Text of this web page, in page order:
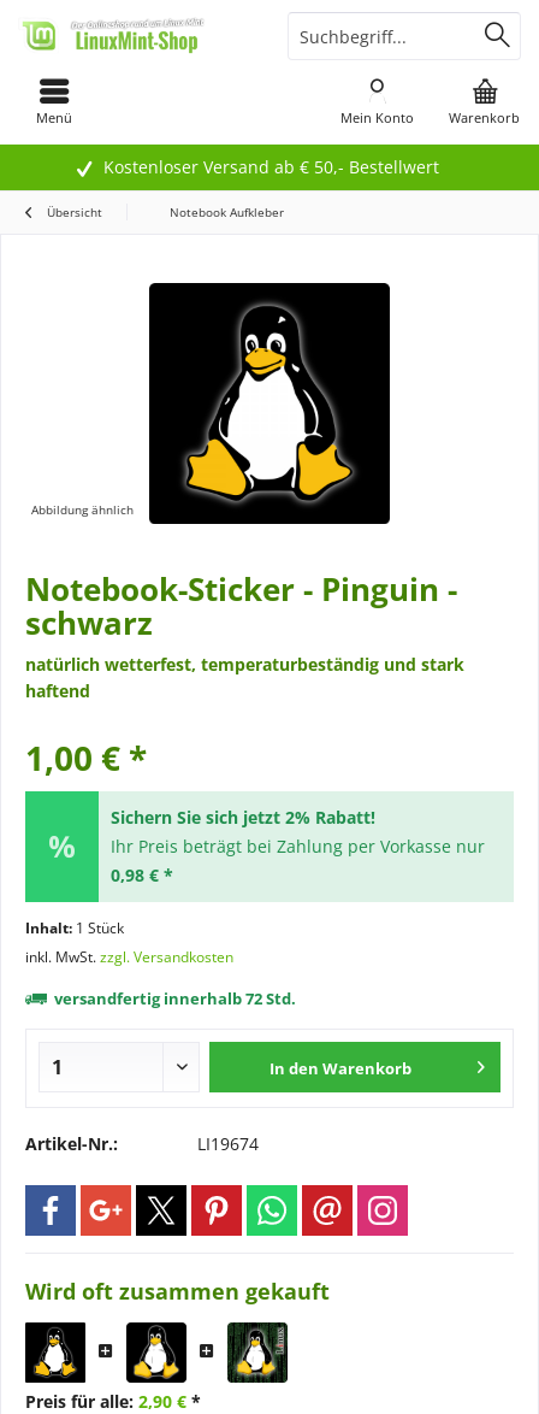
Kostenloser Versand ab € 50,- Bestellwert
Menü Warenkorb
Mein Konto
Übersicht Notebook Aufkleber
Abbildung ähnlich
Notebook-Sticker - Pinguin -
schwarz
natürlich wetterfest, temperaturbeständig und stark
haftend
1,00 € *
Sichern Sie sich jetzt 2% Rabatt!
Ihr Preis beträgt bei Zahlung per Vorkasse nur
0,98 € *
Inhalt: 1 Stück
inkl. MwSt.zzgl. Versandkosten
versandfertig innerhalb 72 Std.
In den Warenkorb
Artikel-Nr.: LI19674
Wird oft zusammen gekauft
Preis für alle: 2,90 € *